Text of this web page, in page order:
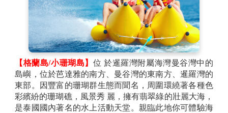
空間中，不得不說真的很細膩。
註：在芭達雅遊玩時導遊常會推薦一些其它好玩的自費
活動，如您無意願參加，導遊或領隊或助手將會依照當
天行程安排，就近安排讓您休息或送您先回酒店。
【格蘭島/小珊瑚島】 位 於暹羅灣附屬海灣曼谷灣中的
島嶼，位於芭達雅的南方、曼谷灣的東南方、暹羅灣的
東部。因豐富的珊瑚群生態而聞名，周圍環繞著各種色
彩繽紛的珊瑚礁，風景秀 麗，擁有翡翠綠的壯麗大海，
是泰國國內著名的水上活動天堂。親臨此地你可體驗海